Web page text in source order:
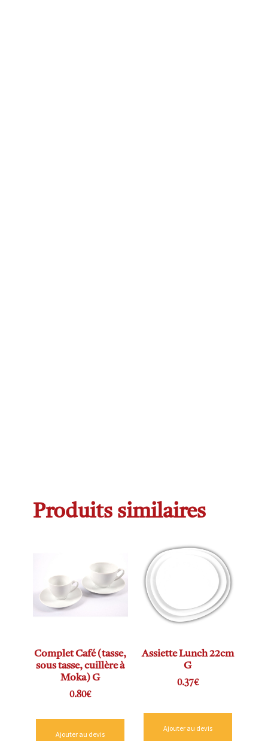
Produits similaires
Complet Café (tasse,
sous tasse, cuillère à
Moka) G
0.80€
Ajouter au devis
Assiette Lunch 22cm
G
0.37€
Ajouter au devis